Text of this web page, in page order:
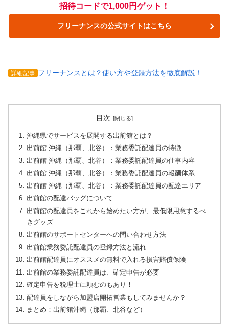
招待コードで1,000円ゲット！
フリーナンスの公式サイトはこちら
詳細記事 フリーナンスとは？使い方や登録方法を徹底解説！
目次
沖縄県でサービスを展開する出前館とは？
出前館 沖縄（那覇、北谷）：業務委託配達員の特徴
出前館 沖縄（那覇、北谷）：業務委託配達員の仕事内容
出前館 沖縄（那覇、北谷）：業務委託配達員の報酬体系
出前館 沖縄（那覇、北谷）：業務委託配達員の配達エリア
出前館の配達バッグについて
出前館の配達員をこれから始めたい方が、最低限用意するべ
きグッズ
出前館のサポートセンターへの問い合わせ方法
出前館業務委託配達員の登録方法と流れ
出前館配達員にオススメの無料で入れる損害賠償保険
出前館の業務委託配達員は、確定申告が必要
確定申告を税理士に頼むのもあり！
配達員をしながら加盟店開拓営業もしてみませんか？
まとめ：出前館沖縄（那覇、北谷など）